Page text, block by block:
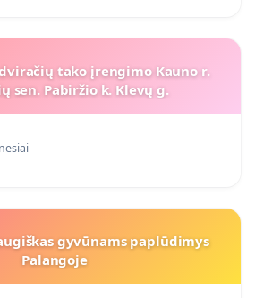
tako įrengimo Kauno r.
sen. Pabiržio k. Klevų g.
gyvūnams paplūdimys
Palangoje